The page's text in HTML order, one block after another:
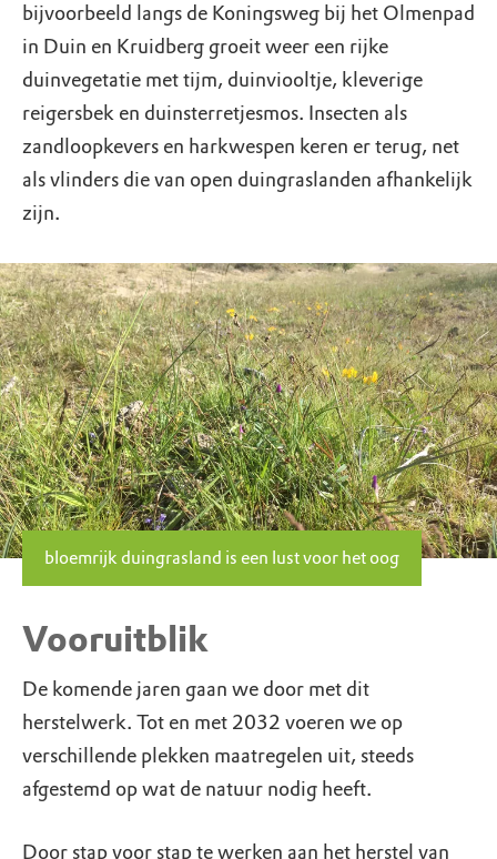
bijvoorbeeld langs de Koningsweg bij het Olmenpad
in Duin en Kruidberg groeit weer een rijke
duinvegetatie met tijm, duinviooltje, kleverige
reigersbek en duinsterretjesmos. Insecten als
zandloopkevers en harkwespen keren er terug, net
als vlinders die van open duingraslanden afhankelijk
zijn.
bloemrijk duingrasland is een lust voor het oog
Vooruitblik
De komende jaren gaan we door met dit
herstelwerk. Tot en met 2032 voeren we op
verschillende plekken maatregelen uit, steeds
afgestemd op wat de natuur nodig heeft.
Door stap voor stap te werken aan het herstel van